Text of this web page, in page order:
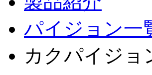
パイジョン一
カクパイジョ